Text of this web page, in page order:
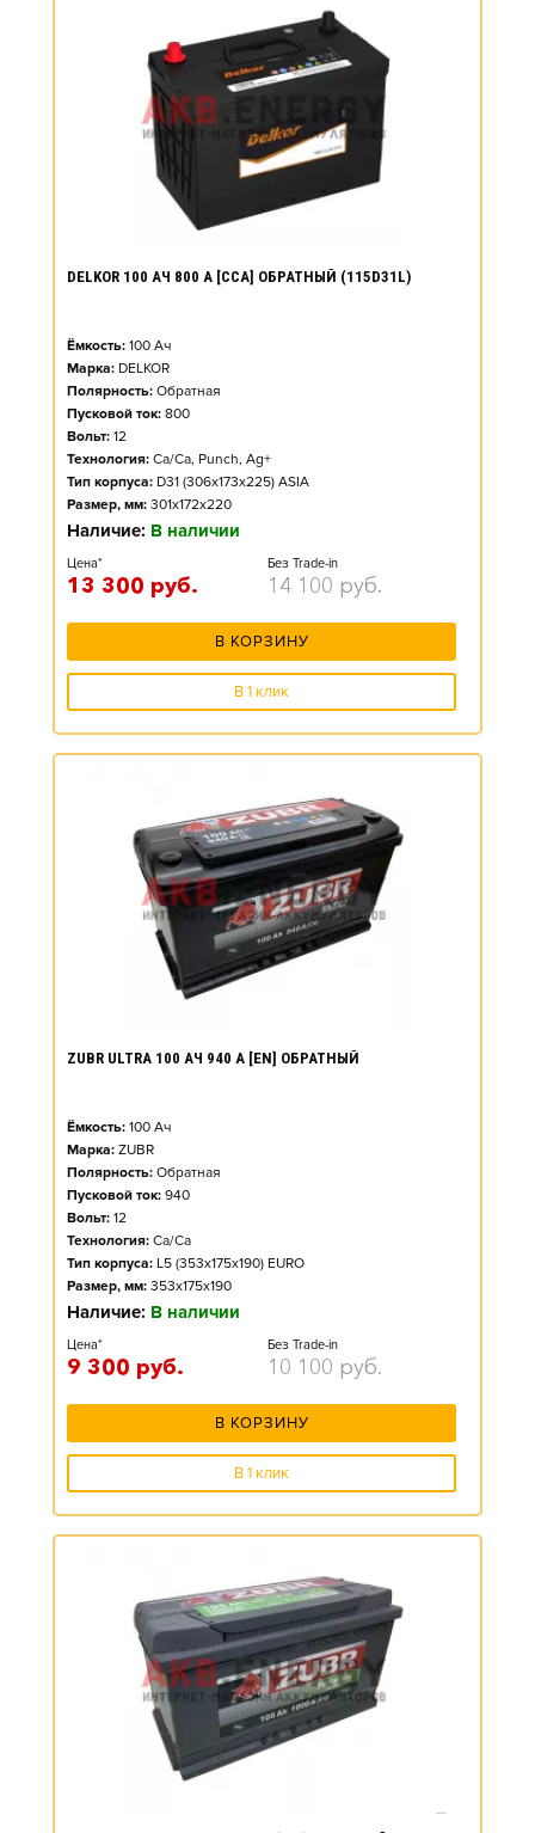
DELKOR 100 АЧ 800 А [CCA] ОБРАТНЫЙ (115D31L)
Ёмкость: 100 Ач
Марка: DELKOR
Полярность: Обратная
Пусковой ток: 800
Вольт: 12
Технология: Ca/Ca, Punch, Ag+
Тип корпуса: D31 (306x173x225) ASIA
Размер, мм: 301x172x220
Наличие: В наличии
Цена*
13 300 руб.
Без Trade-in
14 100 руб.
В КОРЗИНУ
В 1 клик
ZUBR ULTRA 100 АЧ 940 А [EN] ОБРАТНЫЙ
Ёмкость: 100 Ач
Марка: ZUBR
Полярность: Обратная
Пусковой ток: 940
Вольт: 12
Технология: Ca/Ca
Тип корпуса: L5 (353x175x190) EURO
Размер, мм: 353x175x190
Наличие: В наличии
Цена*
9 300 руб.
Без Trade-in
10 100 руб.
В КОРЗИНУ
В 1 клик